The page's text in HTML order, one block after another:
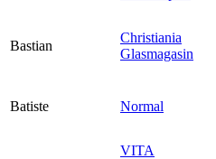
Bastian
Christiania
Glasmagasin
Batiste Normal
VITA